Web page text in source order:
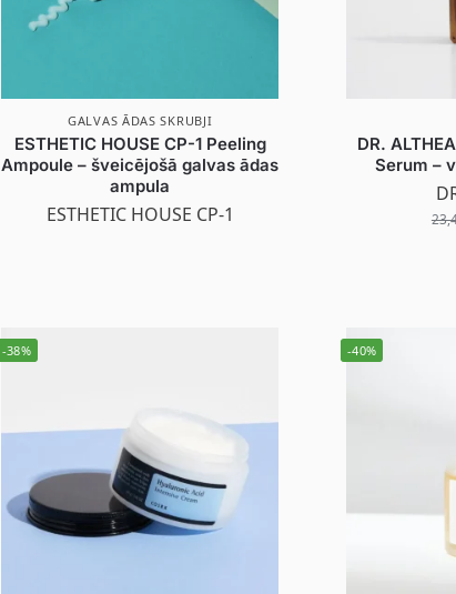
GALVAS ĀDAS SKRUBJI
ESTHETIC HOUSE CP-1 Peeling
Ampoule – šveicējošā galvas ādas
ampula
ESTHETIC HOUSE CP-1
DR.
Serum –
-38% -40%